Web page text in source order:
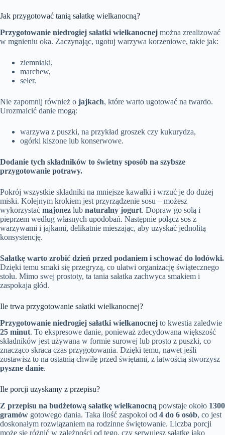
Jak przygotować tanią sałatkę wielkanocną?
Przygotowanie niedrogiej sałatki wielkanocnej można zrealizować
w mgnieniu oka. Zaczynając, ugotuj warzywa korzeniowe, takie jak:
ziemniaki,
marchew,
seler.
Nie zapomnij również o jajkach, które warto ugotować na twardo.
Urozmaicić danie mogą:
warzywa z puszki, na przykład groszek czy kukurydza,
ogórki kiszone lub konserwowe.
Dodanie tych składników to świetny sposób na szybsze
przygotowanie potrawy.
Pokrój wszystkie składniki na mniejsze kawałki i wrzuć je do dużej
miski. Kolejnym krokiem jest przyrządzenie sosu – możesz
wykorzystać majonez lub naturalny jogurt. Dopraw go solą i
pieprzem według własnych upodobań. Następnie połącz sos z
warzywami i jajkami, delikatnie mieszając, aby uzyskać jednolitą
konsystencję.
Sałatkę warto zrobić dzień przed podaniem i schować do lodówki.
Dzięki temu smaki się przegryzą, co ułatwi organizację świątecznego
stołu. Mimo swej prostoty, ta tania sałatka zachwyca smakiem i
zaspokaja głód.
Ile trwa przygotowanie sałatki wielkanocnej?
Przygotowanie niedrogiej sałatki wielkanocnej to kwestia zaledwie
25 minut. To ekspresowe danie, ponieważ zdecydowana większość
składników jest używana w formie surowej lub prosto z puszki, co
znacząco skraca czas przygotowania. Dzięki temu, nawet jeśli
zostawisz to na ostatnią chwilę przed świętami, z łatwością stworzysz
pyszne danie.
Ile porcji uzyskamy z przepisu?
Z przepisu na budżetową sałatkę wielkanocną powstaje około 1300
gramów gotowego dania. Taka ilość zaspokoi od 4 do 6 osób, co jest
doskonałym rozwiązaniem na rodzinne świętowanie. Liczba porcji
może się różnić w zależności od tego, czy serwujesz sałatkę jako